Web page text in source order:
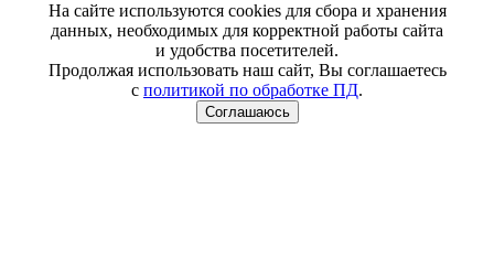
На сайте используются cookies для сбора и хранения
данных, необходимых для корректной работы сайта
и удобства посетителей.
Продолжая использовать наш сайт, Вы соглашаетесь
с политикой по обработке ПД.
Соглашаюсь